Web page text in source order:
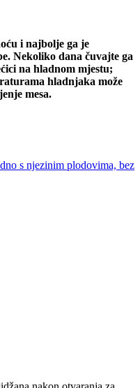
i najbolje ga je
Nekoliko dana čuvajte ga
na hladnom mjestu;
hladnjaka može
mesa.
s njezinim plodovima, bez